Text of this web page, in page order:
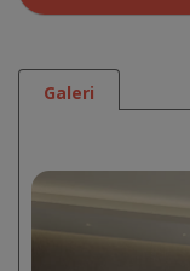
Galeri